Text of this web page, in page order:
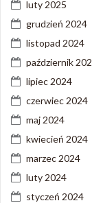
luty 2025
grudzień 2024
listopad 2024
październik
lipiec 2024
czerwiec 2024
maj 2024
kwiecień 2024
marzec 2024
luty 2024
styczeń 2024